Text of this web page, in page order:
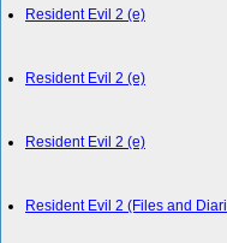
Resident Evil 2 (e)
Resident Evil 2 (e)
Resident Evil 2 (e)
Resident Evil 2 (Files and